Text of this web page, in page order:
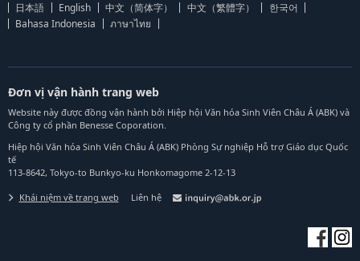
日本語 English 中文（简体字） 中文（繁體字）
한국어
Bahasa Indonesia
ภาษาไทย
Đơn vị vận hành trang web
Website này được đồng vận hành bởi Hiệp hội Văn hóa Sinh Viên Châu Á (ABK) và
Công ty cổ phần Benesse Coporation.
Hiệp hội Văn hóa Sinh Viên Châu Á (ABK) Phòng Sự nghiệp Hỗ trợ Giáo dục Quốc
tế
113-8642, Tokyo-to Bunkyo-ku Honkomagome 2-12-13
Khái niệm về trang web Liên hệ